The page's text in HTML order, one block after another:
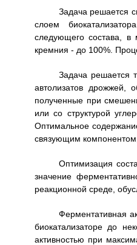
Задача решается
слоем
следующего состава, в
кремния - до 100%.
Задача решается
автолизатов дрожжей,
полученные при
или со структурой
Оптимальное
связующим
Оптимизация
значение
реакционной среде,
Ферментативная
биокатализаторе до
активностью при